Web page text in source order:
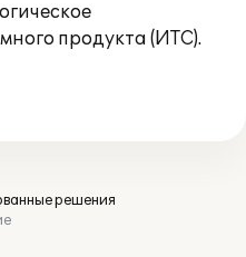
продукта (ИТС).
решения